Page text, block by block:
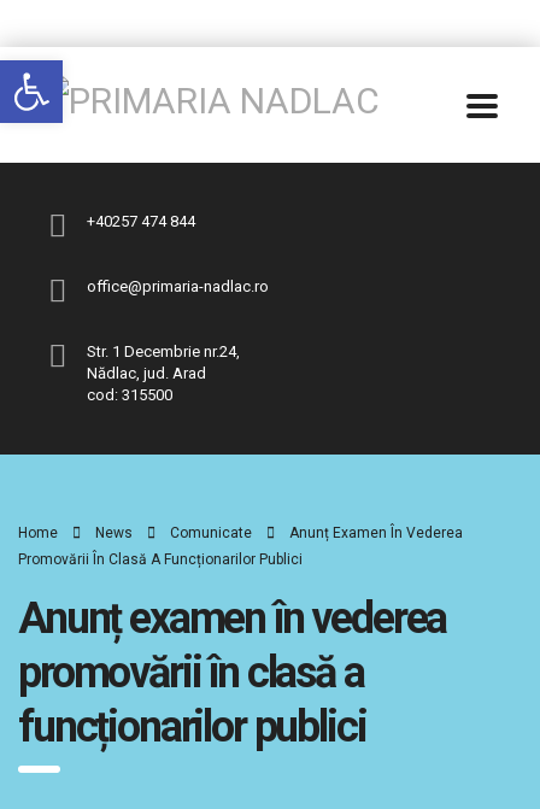
Deschide bara de unelte
+40257 474 844
office@primaria-nadlac.ro
Str. 1 Decembrie nr.24,
Nădlac, jud. Arad
cod: 315500
Home News Comunicate
Anunț Examen În Vederea
Promovării În Clasă A Funcționarilor Publici
Anunț examen în vederea
promovării în clasă a
funcționarilor publici